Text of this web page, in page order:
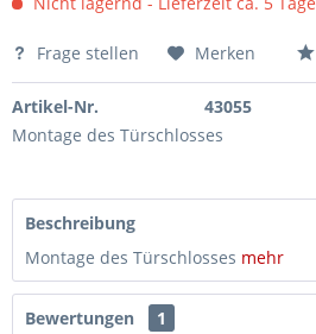
Frage stellen Merken
Artikel-Nr.
43055
Montage des Türschlosses
Beschreibung
Montage des Türschlosses mehr
Bewertungen
1